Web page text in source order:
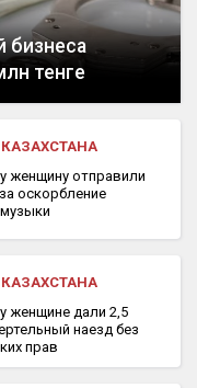
бизнеса
тенге
женщину отправили
оскорбление
женщине дали 2,5
наезд без
прав